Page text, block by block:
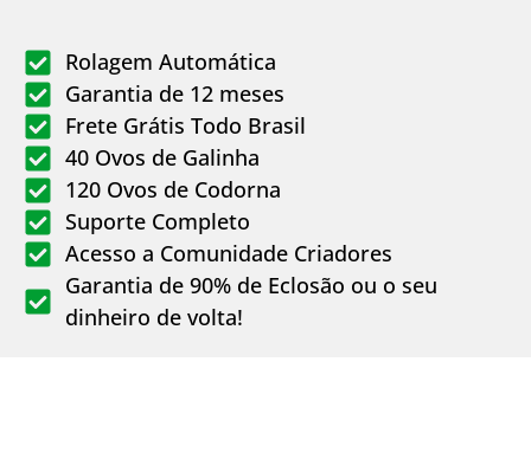
Rolagem Automática
Garantia de 12 meses
Frete Grátis Todo Brasil
40 Ovos de Galinha
120 Ovos de Codorna
Suporte Completo
Acesso a Comunidade Criadores
Garantia de 90% de Eclosão ou o seu
dinheiro de volta!